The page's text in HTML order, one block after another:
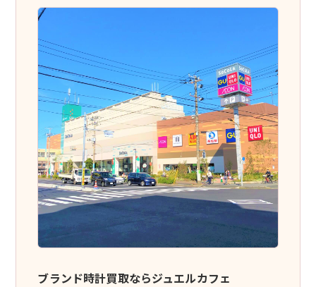
ブランド時計買取ならジュエルカフェ